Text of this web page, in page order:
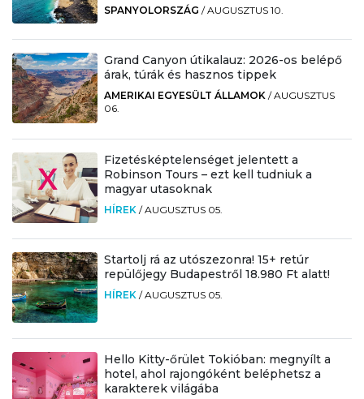
SPANYOLORSZÁG /AUGUSZTUS 10.
Grand Canyon útikalauz: 2026-os belépő
árak, túrák és hasznos tippek
AMERIKAI EGYESÜLT ÁLLAMOK /AUGUSZTUS
06.
Fizetésképtelenséget jelentett a
Robinson Tours – ezt kell tudniuk a
magyar utasoknak
HÍREK /AUGUSZTUS 05.
Startolj rá az utószezonra! 15+ retúr
repülőjegy Budapestről 18.980 Ft alatt!
HÍREK /AUGUSZTUS 05.
Hello Kitty-őrület Tokióban: megnyílt a
hotel, ahol rajongóként beléphetsz a
karakterek világába